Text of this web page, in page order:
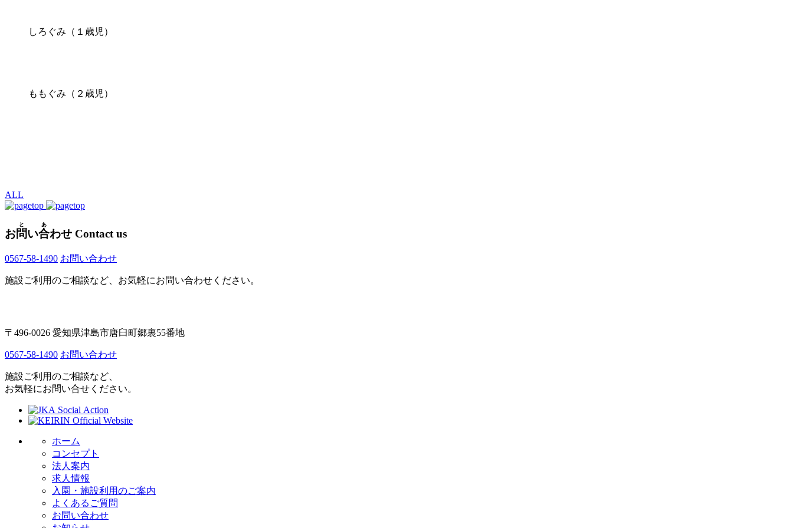
しろぐみ（１歳児）
ももぐみ（２歳児）
ALL
お問
と
い合
あ
わせ Contact us
0567-58-1490 お問い合わせ
施設ご利用のご相談など、お気軽にお問い合わせください。
〒496-0026 愛知県津島市唐臼町郷裏55番地
0567-58-1490 お問い合わせ
施設ご利用のご相談など、
お気軽にお問い合せください。
ホーム
コンセプト
法人案内
求人情報
入園・施設利用のご案内
よくあるご質問
お問い合わせ